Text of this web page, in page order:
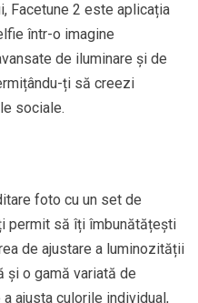
Facetune 2 este aplicația
într-o imagine
de iluminare și de
ți să creezi
sociale.
foto cu un set de
permit să îți îmbunătățești
de ajustare a luminozității
și o gamă variată de
ajusta culorile individual,